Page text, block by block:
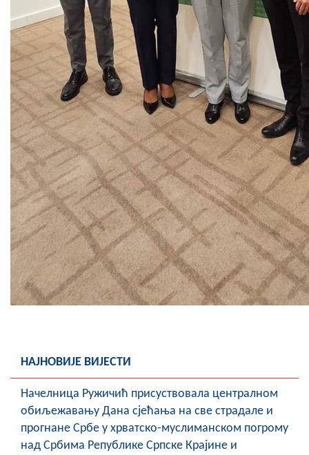
НАЈНОВИЈЕ ВИЈЕСТИ
Начелница Ружичић присуствовала централном
обиљежавању Дана сјећања на све страдале и
прогнане Србе у хрватско-муслиманском погрому
над Србима Републике Српске Крајине и